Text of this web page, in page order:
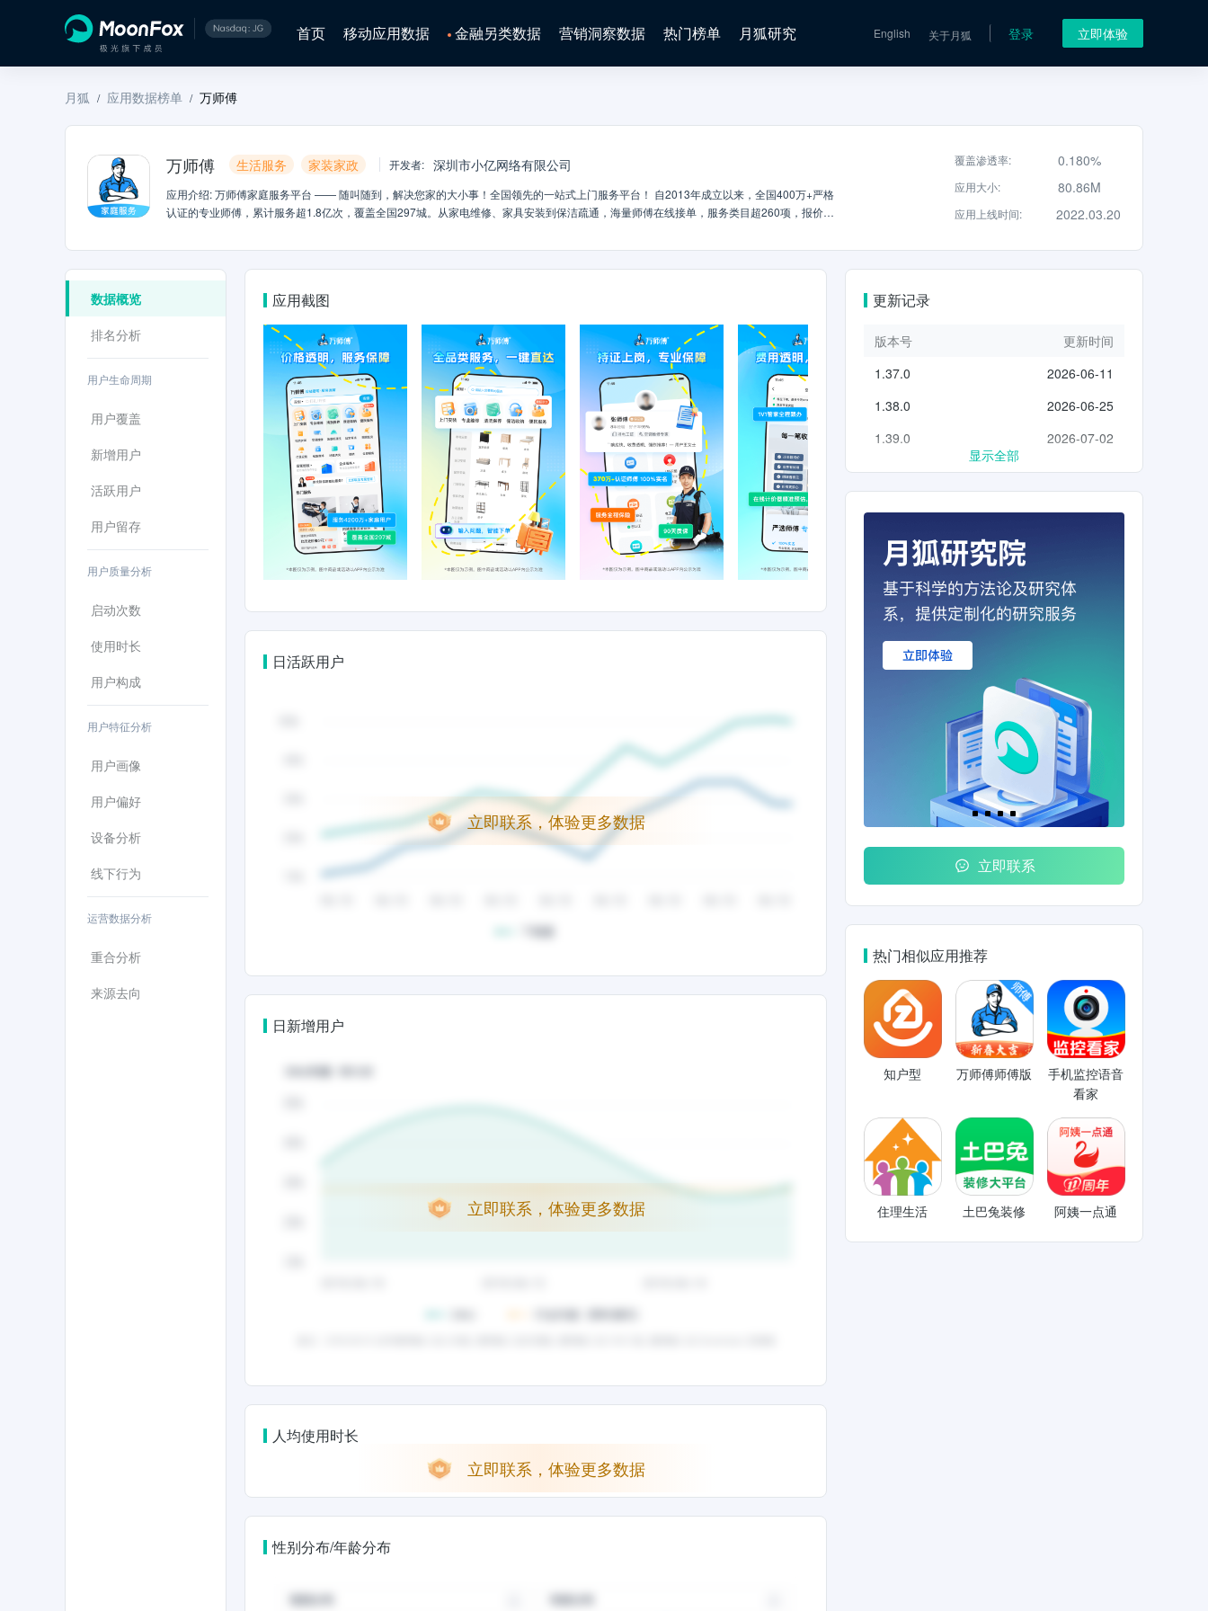
首页 移动应用数据 金融另类数据 营销洞察数据 热门榜单 月狐研究 English 关于月狐 登录 立即体验
月狐 / 应用数据榜单 / 万师傅
万师傅 生活服务 家装家政 开发者: 深圳市小亿网络有限公司
应用介绍:万师傅家庭服务平台 —— 随叫随到，解决您家的大小事！全国领先的一站式上门服务平台！ 自2013年成立以来，全国400万+严格
认证的专业师傅，累计服务超1.8亿次，覆盖全国297城。从家电维修、家具安装到保洁疏通，海量师傅在线接单，服务类目超260项，报价透
模式，自主选择，价格合理透明，拒绝随意加价！【服务全面】： 安装、维修、清洗、保洁、疏通、拆旧等 260+项 居家服务，一应俱全。
补漏等维修【家电清洗】： 油烟机/空调/洗衣机/冰箱/热水器等深度清洗【家庭保洁】： 日常保洁/深度保洁/开荒保洁/玻璃清洁/全屋收纳【家居
具/门窗/墙体等拆除【甲醛检测】： 专业甲醛检测与治理【生活便民】： 锁具安装/人力搬运/拉货速运等联系我们：微信搜索小程序 【万师傅\|
安装维修清洗疏通】关注微信公众号：万师傅（服务号）访问官网：www.wanshifu.com您的五星好评，是我们持续进步的动力！如果万师傅
帮到了您，欢迎在应用商店留下好评，让我们持续为您提供更棒的服务！
覆盖渗透率: 0.180%
应用大小: 80.86M
应用上线时间: 2022.03.20
数据概览
排名分析
用户生命周期
用户覆盖
新增用户
活跃用户
用户留存
用户质量分析
启动次数
使用时长
用户构成
用户特征分析
用户画像
用户偏好
设备分析
线下行为
运营数据分析
重合分析
来源去向
应用截图
日活跃用户
立即联系，体验更多数据
日新增用户
立即联系，体验更多数据
人均使用时长
立即联系，体验更多数据
性别分布/年龄分布
更新记录
版本号
更新时间
1.37.0
2026-06-11
1.38.0
2026-06-25
1.39.0
2026-07-02
显示全部
立即联系
热门相似应用推荐
知户型 万师傅师傅版
手机监控语音
看家
住理生活 土巴兔装修 阿姨一点通